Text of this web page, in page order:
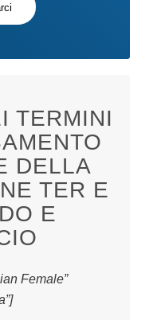
TERMINI
DELLA
TER E
E
Female”